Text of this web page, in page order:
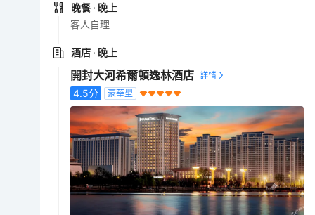
晚餐 · 晚上
客人自理
酒店 · 晚上
開封大河希爾頓逸林酒店
4.5分 豪華型